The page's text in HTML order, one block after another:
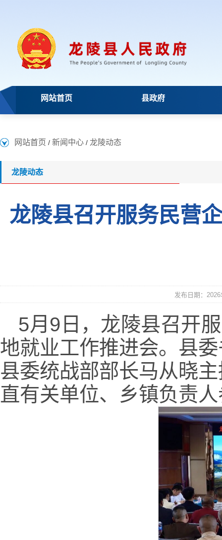
网站首页 县政府
网站首页 / 新闻中心 / 龙陵动态
龙陵动态
龙陵县召开服务民营
发布日期：
5月9日，龙陵县召开
地就业工作推进会。县
县委统战部部长马从晓
直有关单位、乡镇负责